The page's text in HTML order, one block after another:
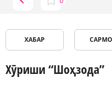
ХАБАР
Хӯриши “Шоҳзода”